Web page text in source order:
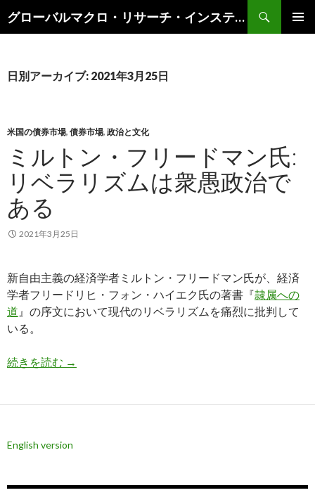
グローバルマクロ・リサーチ・インスティテュート
索
ン
キ
ッ
プ
日別アーカイブ: 2021年3月25日
米国の債券市場, 債券市場, 政治と文化
ミルトン・フリードマン氏:
リベラリズムは衆愚政治で
ある
2021年3月25日
新自由主義の経済学者ミルトン・フリードマン氏が、経済
学者フリードリヒ・フォン・ハイエク氏の著書『隷属への
道 』の序文において現代のリベラリズムを痛烈に批判して
いる。
続きを読む ミルトン・フリードマン氏: リベラリズムは衆愚
→
English version